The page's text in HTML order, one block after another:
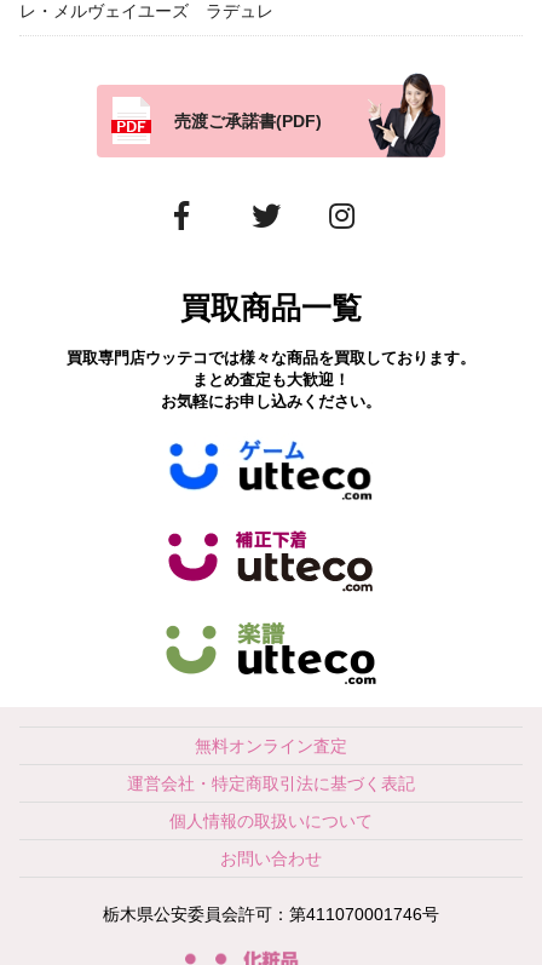
レ・メルヴェイユーズ ラデュレ
売渡ご承諾書(PDF)
買取商品一覧
買取専門店ウッテコでは様々な商品を買取しております。
まとめ査定も大歓迎！
お気軽にお申し込みください。
無料オンライン査定
運営会社・特定商取引法に基づく表記
個人情報の取扱いについて
お問い合わせ
栃木県公安委員会許可：第411070001746号